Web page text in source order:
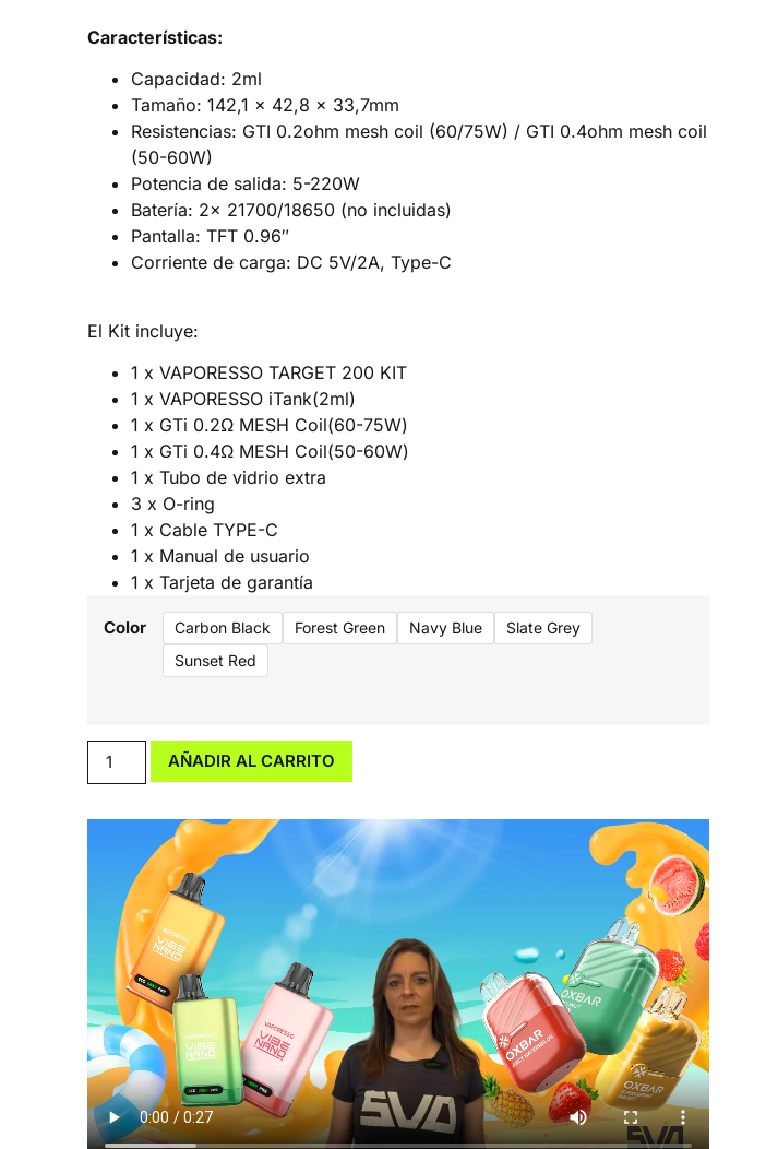
Características:
Capacidad: 2ml
Tamaño: 142,1 x 42,8 x 33,7mm
Resistencias: GTI 0.2ohm mesh coil (60/75W) / GTI 0.4ohm mesh coil
(50-60W)
Potencia de salida: 5-220W
Batería: 2x 21700/18650 (no incluidas)
Pantalla: TFT 0.96″
Corriente de carga: DC 5V/2A, Type-C
El Kit incluye:
1 x VAPORESSO TARGET 200 KIT
1 x VAPORESSO iTank(2ml)
1 x GTi 0.2Ω MESH Coil(60-75W)
1 x GTi 0.4Ω MESH Coil(50-60W)
1 x Tubo de vidrio extra
3 x O-ring
1 x Cable TYPE-C
1 x Manual de usuario
1 x Tarjeta de garantía
Color Carbon Black Forest Green Navy Blue
Slate Grey
Sunset Red
AÑADIR AL CARRITO